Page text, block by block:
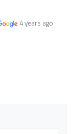
4 years ago